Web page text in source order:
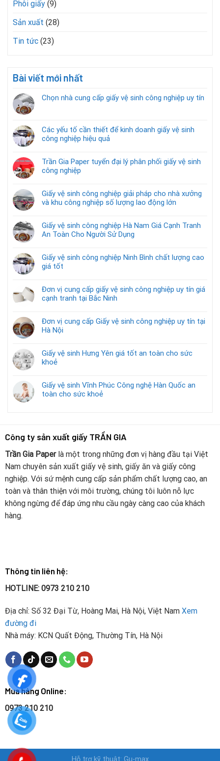
Phôi giấy (9)
Sản xuất (28)
Tin tức (23)
Bài viết mới nhất
Chọn nhà cung cấp giấy vệ sinh công nghiệp uy tín
Các yếu tố cần thiết để kinh doanh giấy vệ sinh
công nghiệp hiệu quả
Trần Gia Paper tuyển đại lý phân phối giấy vệ sinh
công nghiệp
Giấy vệ sinh công nghiệp giải pháp cho nhà xưởng
và khu công nghiệp số lượng lao động lớn
Giấy vệ sinh công nghiệp Hà Nam Giá Cạnh Tranh
An Toàn Cho Người Sử Dụng
Giấy vệ sinh công nghiệp Ninh Bình chất lượng cao
giá tốt
Đơn vị cung cấp giấy vệ sinh công nghiệp uy tín giá
cạnh tranh tại Bắc Ninh
Đơn vị cung cấp Giấy vệ sinh công nghiệp uy tín tại
Hà Nội
Giấy vệ sinh Hưng Yên giá tốt an toàn cho sức
khoẻ
Giấy vệ sinh Vĩnh Phúc Công nghệ Hàn Quốc an
toàn cho sức khoẻ
Công ty sản xuất giấy TRẦN GIA
Trần Gia Paperlà một trong những đơn vị hàng đầu tại Việt
Nam chuyên sản xuất giấy vệ sinh, giấy ăn và giấy công
nghiệp. Với sứ mệnh cung cấp sản phẩm chất lượng cao, an
toàn và thân thiện với môi trường, chúng tôi luôn nỗ lực
không ngừng để đáp ứng nhu cầu ngày càng cao của khách
hàng.
Thông tin liên hệ:
HOTLINE: 0973 210 210
Địa chỉ: Số 32 Đại Từ, Hoàng Mai, Hà Nội, Việt Nam Xem
đường đi
Nhà máy: KCN Quất Động, Thường Tín, Hà Nội
Mua hàng Online:
0973 210 210